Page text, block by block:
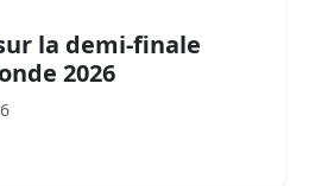
la demi-finale
2026